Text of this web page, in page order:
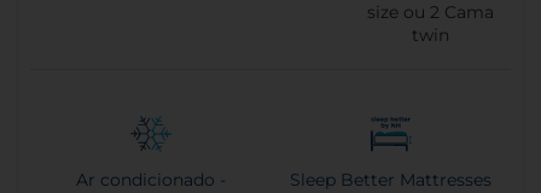
size ou 2 Cama
twin
Ar condicionado -
Sleep Better Mattresses